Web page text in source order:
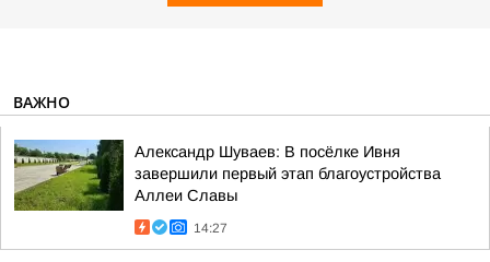
ВАЖНО
Александр Шуваев: В посёлке Ивня
завершили первый этап благоустройства
Аллеи Славы
14:27